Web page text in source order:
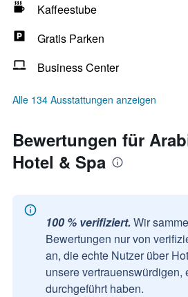
Kaffeestube
Gratis Parken
Business Center
Alle 134 Ausstattungen anzeigen
Bewertungen für
Hotel & Spa
100 % verifiziert. Wir
Bewertungen nur von
an, die echte Nutzer über
unsere vertrauenswürdigen,
durchgeführt haben.